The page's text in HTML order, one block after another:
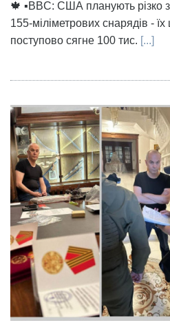
🍁 ▪️BBC: США планують різко
155-міліметрових снарядів -
поступово сягне 100 тис. [...]